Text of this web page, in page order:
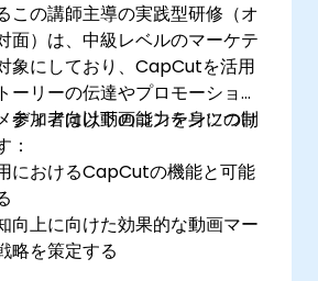
この講師主導の実践型研修（オ
面）は、中級レベルのマーケテ
象にしており、CapCutを活用
ーリーの伝達やプロモーショ
ディア向け動画コンテンツの制
参加者は以下の能力を身につけ
：
におけるCapCutの機能と可能
向上に向けた効果的な動画マー
略を策定する